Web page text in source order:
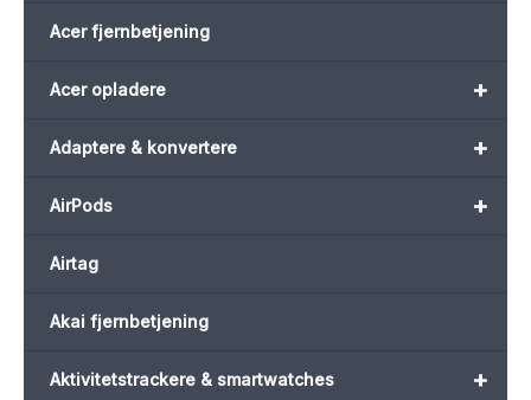
Acer fjernbetjening
+
Acer opladere
+
Adaptere & konvertere
+
AirPods
Airtag
Akai fjernbetjening
+
Aktivitetstrackere & smartwatches